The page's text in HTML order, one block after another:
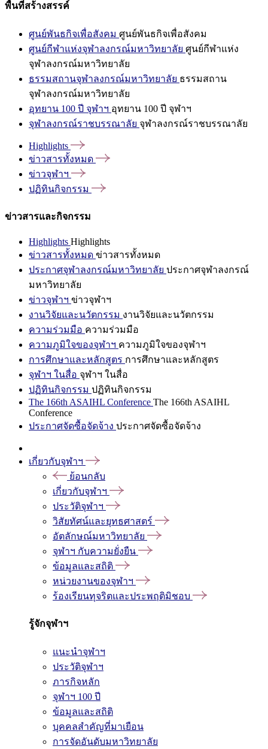
พื้นที่สร้างสรรค์
ศูนย์พันธกิจเพื่อสังคม ศูนย์พันธกิจเพื่อสังคม
ศูนย์กีฬาแห่งจุฬาลงกรณ์มหาวิทยาลัย ศูนย์กีฬาแห่ง
จุฬาลงกรณ์มหาวิทยาลัย
ธรรมสถานจุฬาลงกรณ์มหาวิทยาลัย ธรรมสถาน
จุฬาลงกรณ์มหาวิทยาลัย
อุทยาน 100 ปี จุฬาฯ อุทยาน 100 ปี จุฬาฯ
จุฬาลงกรณ์ราชบรรณาลัย จุฬาลงกรณ์ราชบรรณาลัย
Highlights
ข่าวสารทั้งหมด
ข่าวจุฬาฯ
ปฏิทินกิจกรรม
ข่าวสารและกิจกรรม
Highlights Highlights
ข่าวสารทั้งหมด ข่าวสารทั้งหมด
ประกาศจุฬาลงกรณ์มหาวิทยาลัย ประกาศจุฬาลงกรณ์
มหาวิทยาลัย
ข่าวจุฬาฯ ข่าวจุฬาฯ
งานวิจัยและนวัตกรรม งานวิจัยและนวัตกรรม
ความร่วมมือ ความร่วมมือ
ความภูมิใจของจุฬาฯ ความภูมิใจของจุฬาฯ
การศึกษาและหลักสูตร การศึกษาและหลักสูตร
จุฬาฯ ในสื่อ จุฬาฯ ในสื่อ
ปฏิทินกิจกรรม ปฏิทินกิจกรรม
The 166th ASAIHL Conference The 166th ASAIHL
Conference
ประกาศจัดซื้อจัดจ้าง ประกาศจัดซื้อจัดจ้าง
เกี่ยวกับจุฬาฯ
ย้อนกลับ
เกี่ยวกับจุฬาฯ
ประวัติจุฬาฯ
วิสัยทัศน์และยุทธศาสตร์
อัตลักษณ์มหาวิทยาลัย
จุฬาฯ กับความยั่งยืน
ข้อมูลและสถิติ
หน่วยงานของจุฬาฯ
ร้องเรียนทุจริตและประพฤติมิชอบ
รู้จักจุฬาฯ
แนะนำจุฬาฯ
ประวัติจุฬาฯ
ภารกิจหลัก
จุฬาฯ 100 ปี
ข้อมูลและสถิติ
บุคคลสำคัญที่มาเยือน
การจัดอันดับมหาวิทยาลัย